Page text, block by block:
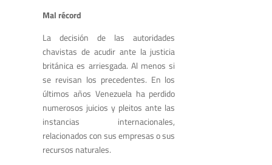
Mal récord
La decisión de las autoridades
chavistas de acudir ante la justicia
británica es arriesgada. Al menos si
se revisan los precedentes. En los
últimos años Venezuela ha perdido
numerosos juicios y pleitos ante las
instancias internacionales,
relacionados con sus empresas o sus
recursos naturales.